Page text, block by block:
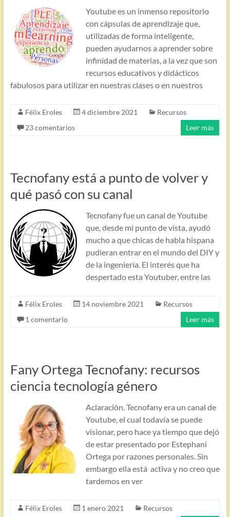
Youtube es un inmenso repositorio
con cápsulas de aprendizaje que,
utilizadas de forma inteligente,
pueden ayudarnos a aprender sobre
infinidad de materias, a la vez que son
recursos educativos y didácticos
fabulosos para utilizar en nuestras clases o en nuestros
Félix Eroles 4 diciembre 2021
Recursos
23 comentarios
Leer más
Tecnofany está a punto de volver y
qué pasó con su canal
Tecnofany fue un canal de Youtube
que, desde mi punto de vista, ayudó
mucho a que chicas de habla hispana
pudieran entrar en el mundo del DIY y
de la ingeniería. El interés que ha
despertado esta Youtuber, entre las
Félix Eroles 14 noviembre 2021
Recursos
1 comentario
Leer más
Fany Ortega Tecnofany: recursos
ciencia tecnología género
Aclaración. Tecnofany era un canal de
Youtube, el cual todavía se puede
visionar, pero hace ya tiempo que dejó
de estar presentado por Estephani
Ortega por razones personales. Sin
embargo ella está activa y no creo que
tardemos en ver
Félix Eroles 1 enero 2021
Recursos